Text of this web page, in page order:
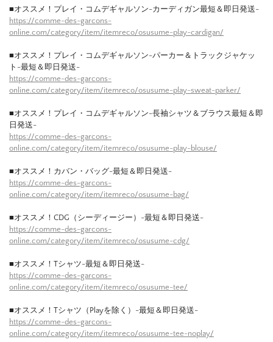
■オススメ！プレイ・コムデギャルソン-カーディガン最短＆即日発送-
https://comme-des-garcons-
online.com/category/item/itemreco/osusume-play-cardigan/
■オススメ！プレイ・コムデギャルソン-パーカー＆トラックジャケッ
ト-最短＆即日発送-
https://comme-des-garcons-
online.com/category/item/itemreco/osusume-play-sweat-parker/
■オススメ！プレイ・コムデギャルソン-長袖シャツ＆ブラウス最短＆即
日発送-
https://comme-des-garcons-
online.com/category/item/itemreco/osusume-play-blouse/
■オススメ！カバン・バッグ-最短＆即日発送-
https://comme-des-garcons-
online.com/category/item/itemreco/osusume-bag/
■オススメ！CDG（シーディージー）-最短＆即日発送-
https://comme-des-garcons-
online.com/category/item/itemreco/osusume-cdg/
■オススメ！Tシャツ-最短＆即日発送-
https://comme-des-garcons-
online.com/category/item/itemreco/osusume-tee/
■オススメ！Tシャツ（Playを除く）-最短＆即日発送-
https://comme-des-garcons-
online.com/category/item/itemreco/osusume-tee-noplay/